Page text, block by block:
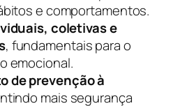
e comportamentos.
coletivas e
, fundamentais para o
emocional.
de prevenção à
mais segurança